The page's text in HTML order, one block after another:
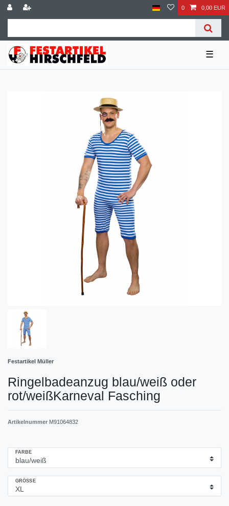
0 0,00 EUR
☰
Festartikel Müller
Ringelbadeanzug blau/weiß oder
rot/weißKarneval Fasching
Artikelnummer M91064832
FARBE
GRÖSSE